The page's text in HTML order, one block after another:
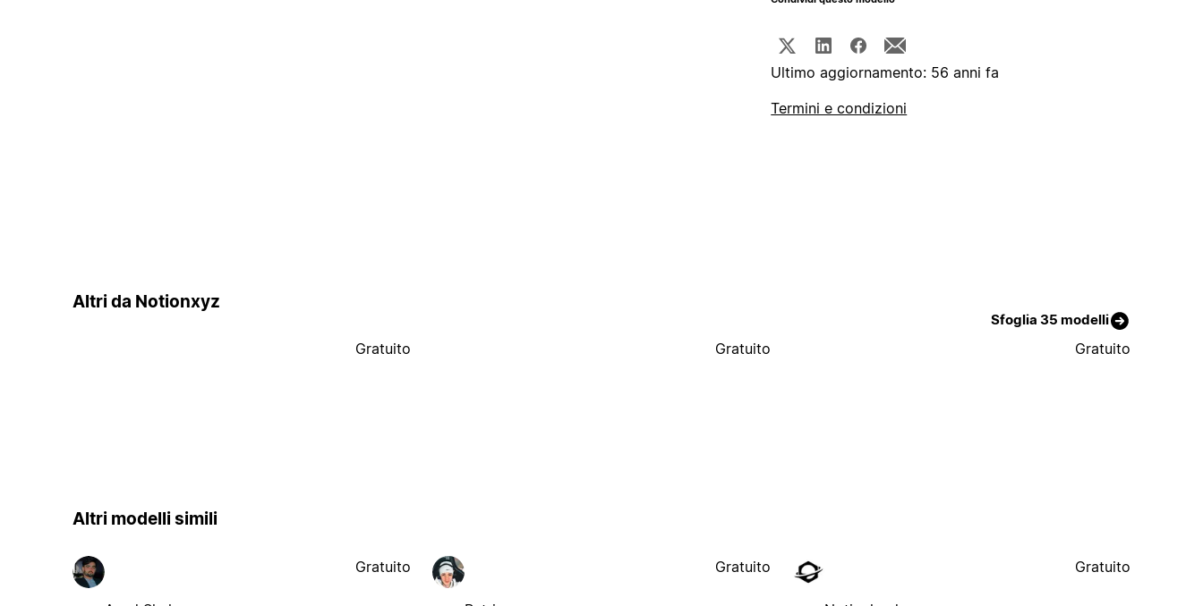
Ultimo aggiornamento: 56 anni fa
Termini e condizioni
Altri da Notionxyz
Sfoglia 35 modelli
Gratuito Gratuito Gratuito
Altri modelli simili
Gratuito Gratuito Gratuito